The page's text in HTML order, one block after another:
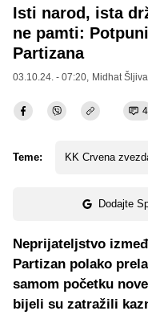
Isti narod, ista
ne pamti:
Partizana
03.10.24. - 07:20, Midhat
4
Teme: KK Crvena
Dodajte
Neprijateljstvo
Partizan polako
samom početku
bijeli su zatražili